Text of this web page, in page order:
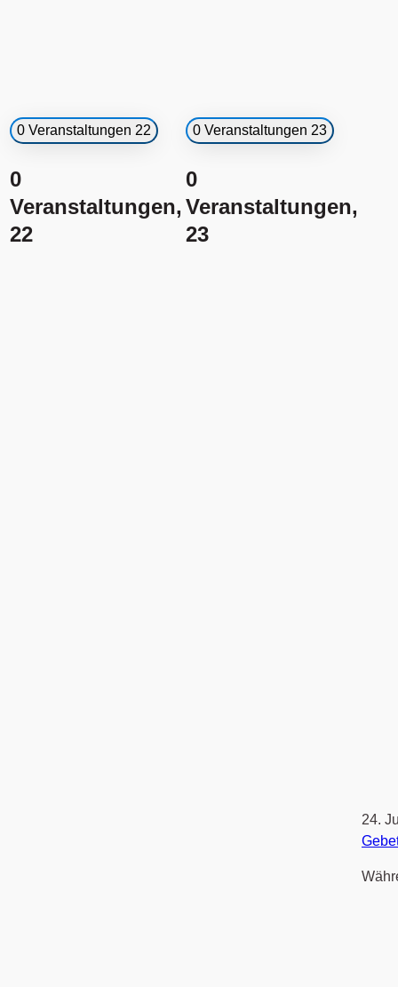
0 Veranstaltungen 22
0
Veranstaltungen,
22
0 Veranstaltungen 23
0
Veranstaltungen,
23
24.